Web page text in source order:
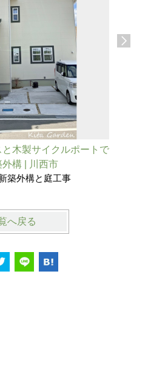
木製サイクルポートで
構 | 川西市
築外構と庭工事
へ戻る